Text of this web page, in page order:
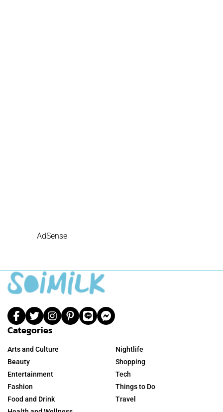
AdSense
Categories
Arts and Culture
Beauty
Entertainment
Fashion
Food and Drink
Nightlife
Shopping
Tech
Things to Do
Travel